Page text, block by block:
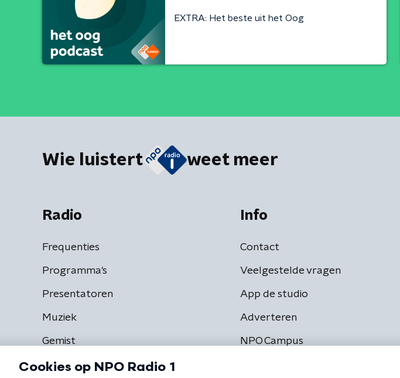
EXTRA: Het beste uit het Oog
Wie luistert weet meer
Radio
Frequenties
Programma's
Presentatoren
Muziek
Gemist
Info
Contact
Veelgestelde vragen
App de studio
Adverteren
NPO Campus